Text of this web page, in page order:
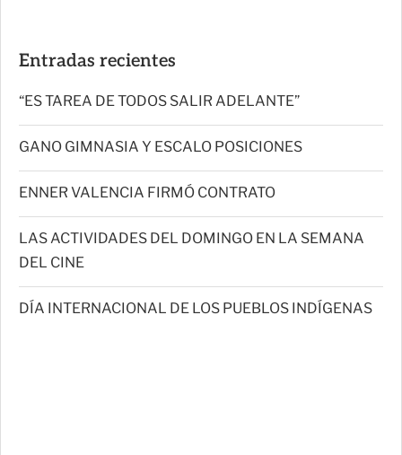
Entradas recientes
“ES TAREA DE TODOS SALIR ADELANTE”
GANO GIMNASIA Y ESCALO POSICIONES
ENNER VALENCIA FIRMÓ CONTRATO
LAS ACTIVIDADES DEL DOMINGO EN LA SEMANA
DEL CINE
DÍA INTERNACIONAL DE LOS PUEBLOS INDÍGENAS